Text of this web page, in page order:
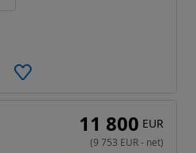
11 800 EUR
(9 753 EUR- net)